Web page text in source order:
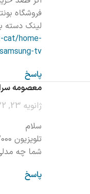
فروشگاه
لینک دسته
cat/home-
tv/
پاسخ
معصومه
ژانویه 23, 2022 در 12:19 ق.ظ
سلام
تلویزیون AU7000 مدل 50 اینچ خوبه ؟
شما چه
پاسخ